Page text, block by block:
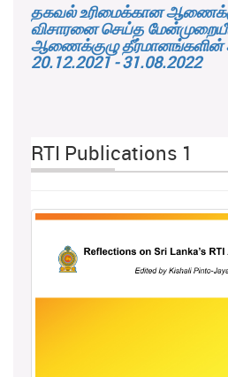
தகவல் உரிமைக்கான
விசாரனை செய்த
ஆணைக்குழு தீர்மானங்களின்
20.12.2021 - 31.08.2022
RTI Publications 1